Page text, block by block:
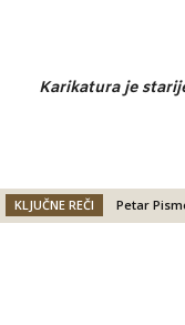
Karikatura je
KLJUČNE REČI Petar